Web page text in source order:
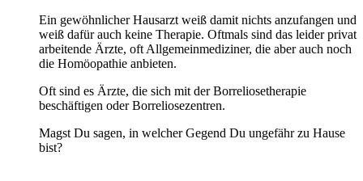
Ein gewöhnlicher Hausarzt weiß damit nichts anzufangen und
weiß dafür auch keine Therapie. Oftmals sind das leider privat
arbeitende Ärzte, oft Allgemeinmediziner, die aber auch noch
die Homöopathie anbieten.
Oft sind es Ärzte, die sich mit der Borreliosetherapie
beschäftigen oder Borreliosezentren.
Magst Du sagen, in welcher Gegend Du ungefähr zu Hause
bist?